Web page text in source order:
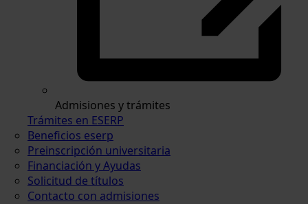
Admisiones y trámites
Trámites en ESERP
Beneficios eserp
Preinscripción universitaria
Financiación y Ayudas
Solicitud de títulos
Contacto con admisiones